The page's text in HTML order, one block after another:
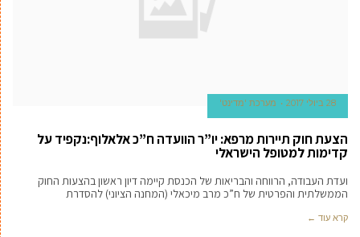
28 ביולי 2017 מערכת 'מדינט'
הצעת חוק תיירות מרפא: יו”ר הוועדה ח”כ אלאלוף:נקפיד על
קדימות למטופל הישראלי
ועדת העבודה, הרווחה והבריאות של הכנסת קיימה דיון ראשון בהצעות החוק
הממשלתית והפרטית של ח”כ מרב מיכאלי (המחנה הציוני) להסדרת
קרא עוד ←